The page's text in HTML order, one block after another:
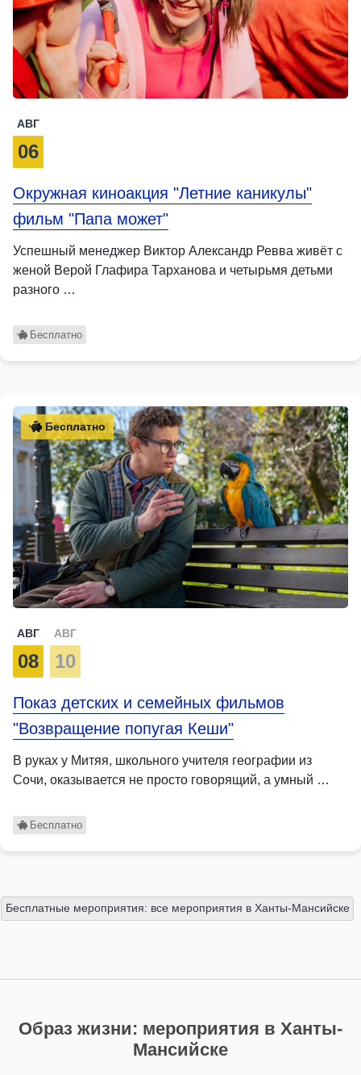
АВГ
06
Окружная киноакция "Летние каникулы"
фильм "Папа может"
Успешный менеджер Виктор Александр Ревва живёт с
женой Верой Глафира Тарханова и четырьмя детьми
разного …
Бесплатно
Бесплатно
АВГ
08
АВГ
10
Показ детских и семейных фильмов
"Возвращение попугая Кеши"
В руках у Митяя, школьного учителя географии из
Сочи, оказывается не просто говорящий, а умный …
Бесплатно
Бесплатные мероприятия: все мероприятия в Ханты-Мансийске
Образ жизни: мероприятия в Ханты-
Мансийске